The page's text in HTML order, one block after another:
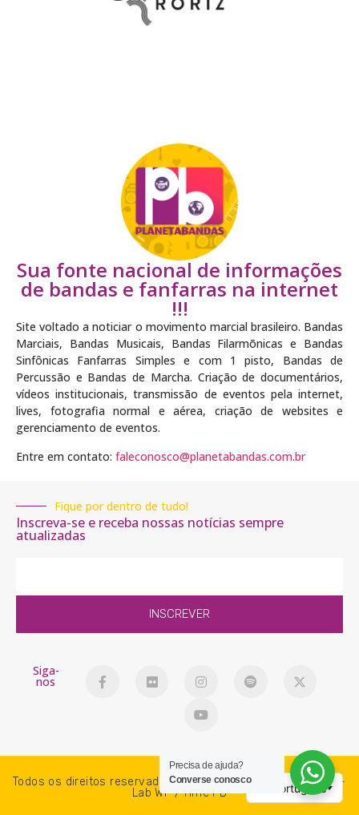
Sua fonte nacional de informações
de bandas e fanfarras na internet
!!!
Site voltado a noticiar o movimento marcial brasileiro. Bandas
Marciais, Bandas Musicais, Bandas Filarmõnicas e Bandas
Sinfônicas Fanfarras Simples e com 1 pisto, Bandas de
Percussão e Bandas de Marcha. Criação de documentários,
vídeos institucionais, transmissão de eventos pela internet,
lives, fotografia normal e aérea, criação de websites e
gerenciamento de eventos.
Entre em contato: faleconosco@planetabandas.com.br
Fique por dentro de tudo!
Inscreva-se e receba nossas notícias sempre
atualizadas
INSCREVER
Siga-
nos
Todos os direitos reservados. PlanetaBandas © 2018-2026 -
Lab WP / Time PB
Precisa de ajuda?
Converse conosco